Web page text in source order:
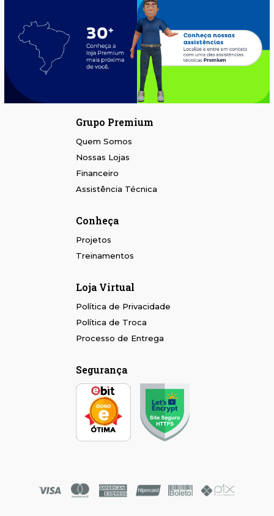
Grupo Premium
Quem Somos
Nossas Lojas
Financeiro
Assistência Técnica
Conheça
Projetos
Treinamentos
Loja Virtual
Política de Privacidade
Política de Troca
Processo de Entrega
Segurança